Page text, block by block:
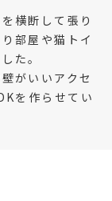
横断して張り
部屋や猫トイ
た。
がいいアクセ
を作らせてい